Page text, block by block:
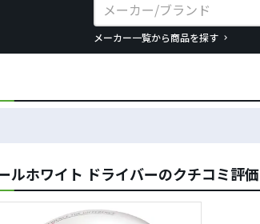
メーカー一覧から商品を探す
ルホワイト ドライバーのクチコミ評価